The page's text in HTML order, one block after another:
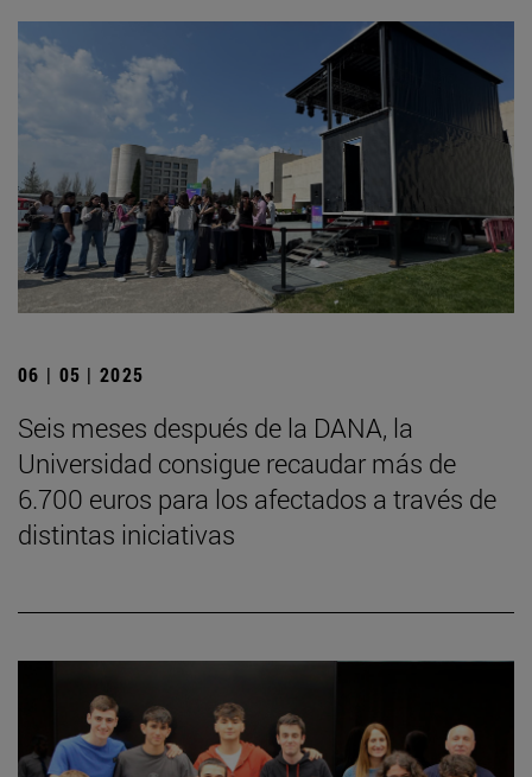
06 | 05 | 2025
Seis meses después de la DANA, la
Universidad consigue recaudar más de
6.700 euros para los afectados a través de
distintas iniciativas